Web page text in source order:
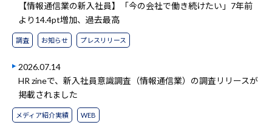
【情報通信業の新入社員】「今の会社で働き続けたい」7年前
より14.4pt増加、過去最高
調査 お知らせ プレスリリース
2026.07.14
HR zineで、新入社員意識調査（情報通信業）の調査リリースが
掲載されました
メディア紹介実績 WEB